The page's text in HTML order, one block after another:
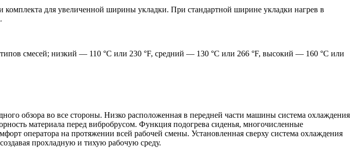
комплекта для увеличенной ширины укладки. При стандартной ширине укладки нагрев в
смесей; низкий — 110 °C или 230 °F, средний — 130 °C или 266 °F, высокий — 160 °C или
обзора во все стороны. Низко расположенная в передней части машины система охлаждения
материала перед вибробрусом. Функция подогрева сиденья, многочисленные
оператора на протяжении всей рабочей смены. Установленная сверху система охлаждения
прохладную и тихую рабочую среду.